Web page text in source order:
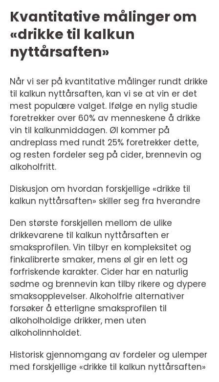
Kvantitative målinger om
«drikke til kalkun
nyttårsaften»
Når vi ser på kvantitative målinger rundt drikke
til kalkun nyttårsaften, kan vi se at vin er det
mest populære valget. Ifølge en nylig studie
foretrekker over 60% av menneskene å drikke
vin til kalkunmiddagen. Øl kommer på
andreplass med rundt 25% foretrekker dette,
og resten fordeler seg på cider, brennevin og
alkoholfritt.
Diskusjon om hvordan forskjellige «drikke til
kalkun nyttårsaften» skiller seg fra hverandre
Den største forskjellen mellom de ulike
drikkevarene til kalkun nyttårsaften er
smaksprofilen. Vin tilbyr en kompleksitet og
finkalibrerte smaker, mens øl gir en lett og
forfriskende karakter. Cider har en naturlig
sødme og brennevin kan tilby rikere og dypere
smaksopplevelser. Alkoholfrie alternativer
forsøker å etterligne smaksprofilen til
alkoholholdige drikker, men uten
alkoholinnholdet.
Historisk gjennomgang av fordeler og ulemper
med forskjellige «drikke til kalkun nyttårsaften»